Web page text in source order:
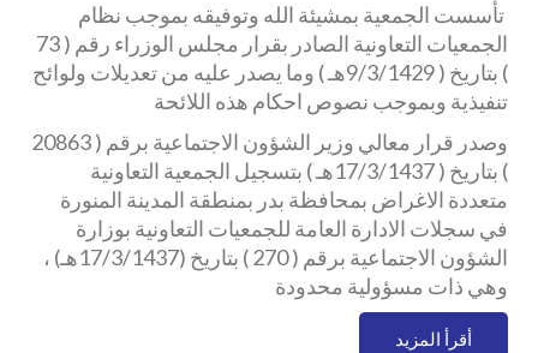
تأسست الجمعية بمشيئة الله وتوفيقه بموجب نظام
الجمعيات التعاونية الصادر بقرار مجلس الوزراء رقم ( 73
) بتاريخ ( 9/3/1429هـ ) وما يصدر عليه من تعديلات ولوائح
تنفيذية وبموجب نصوص احكام هذه اللائحة
وصدر قرار معالي وزير الشؤون الاجتماعية برقم ( 20863
) بتاريخ ( 17/3/1437هـ ) بتسجيل الجمعية التعاونية
متعددة الاغراض بمحافظة بدر بمنطقة المدينة المنورة
في سجلات الادارة العامة للجمعيات التعاونية بوزارة
الشؤون الاجتماعية برقم ( 270 ) بتاريخ (17/3/1437هـ) ،
وهي ذات مسؤولية محدودة
أقرأ المزيد